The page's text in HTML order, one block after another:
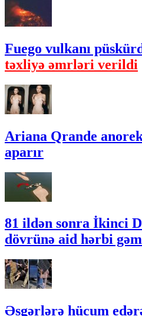
Fuego vulkanı
təxliyə əmrləri verildi
Ariana Qrande
aparır
81 ildən sonra İkinci
dövrünə aid hərbi
Əsgərlərə hücum